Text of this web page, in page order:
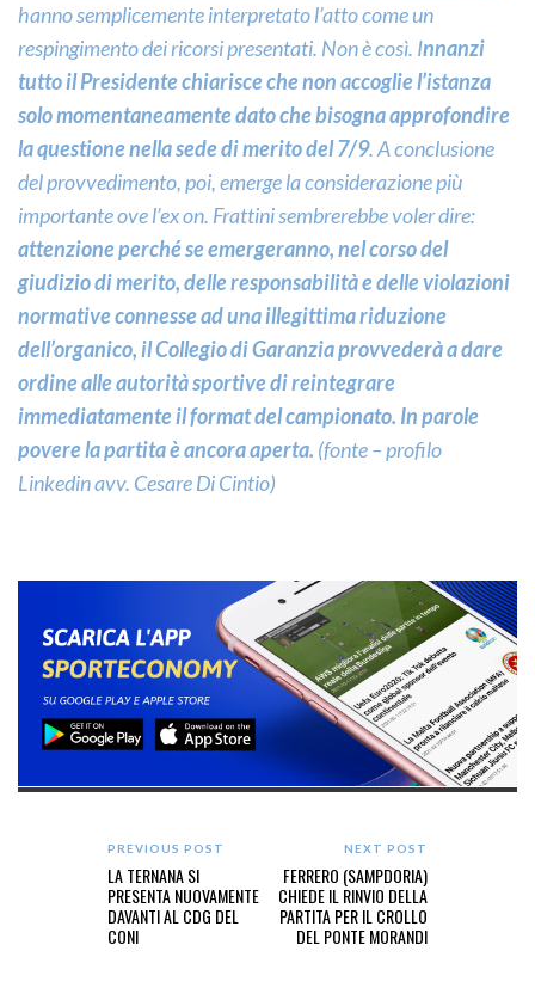
hanno semplicemente interpretato l’atto come un
respingimento dei ricorsi presentati. Non è così. Innanzi
tutto il Presidente chiarisce che non accoglie l’istanza
solo momentaneamente dato che bisogna approfondire
la questione nella sede di merito del 7/9. A conclusione
del provvedimento, poi, emerge la considerazione più
importante ove l’ex on. Frattini sembrerebbe voler dire:
attenzione perché se emergeranno, nel corso del
giudizio di merito, delle responsabilità e delle violazioni
normative connesse ad una illegittima riduzione
dell’organico, il Collegio di Garanzia provvederà a dare
ordine alle autorità sportive di reintegrare
immediatamente il format del campionato. In parole
povere la partita è ancora aperta. (fonte – profilo
Linkedin avv. Cesare Di Cintio)
PREVIOUS POST
LA TERNANA SI
PRESENTA NUOVAMENTE
DAVANTI AL CDG DEL
CONI
NEXT POST
FERRERO (SAMPDORIA)
CHIEDE IL RINVIO DELLA
PARTITA PER IL CROLLO
DEL PONTE MORANDI